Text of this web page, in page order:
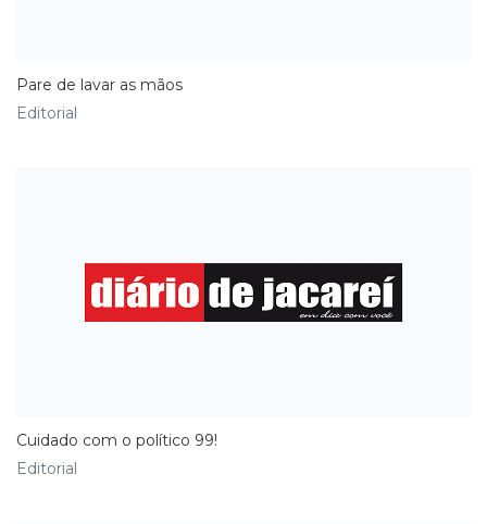
Pare de lavar as mãos
Editorial
Cuidado com o político 99!
Editorial